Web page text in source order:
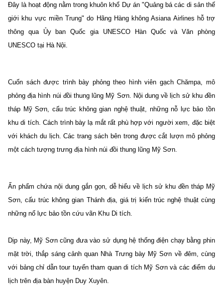
Đây là hoạt động nằm trong khuôn khổ Dự án "Quảng bá các di sản thế
giới khu vực miền Trung" do Hãng Hàng không Asiana Airlines hỗ trợ
thông qua Ủy ban Quốc gia UNESCO Hàn Quốc và Văn phòng
UNESCO tại Hà Nội.
Cuốn sách được trình bày phỏng theo hình viên gạch Chămpa, mô
phỏng địa hình núi đồi thung lũng Mỹ Sơn. Nội dung về lịch sử khu đền
tháp Mỹ Sơn, cấu trúc không gian nghệ thuật, những nỗ lực bảo tồn
khu di tích. Cách trình bày lạ mắt rất phù hợp với người xem, đặc biệt
với khách du lịch. Các trang sách bên trong được cắt lượn mô phỏng
một cách tượng trưng địa hình núi đồi thung lũng Mỹ Sơn.
Ấn phẩm chứa nội dung gắn gọn, dễ hiểu về lịch sử khu đền tháp Mỹ
Sơn, cấu trúc không gian Thánh địa, giá trị kiến trúc nghệ thuật cùng
những nổ lực bảo tồn cứu vãn Khu Di tích.
Dịp này, Mỹ Sơn cũng đưa vào sử dụng hệ thống điện chạy bằng phin
mặt trời, thắp sáng cảnh quan Nhà Trưng bày Mỹ Sơn về đêm, cùng
với bảng chỉ dẫn tour tuyến tham quan di tích Mỹ Sơn và các điểm du
lịch trên địa bàn huyện Duy Xuyên.